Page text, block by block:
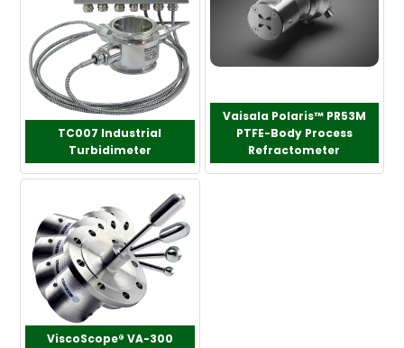
TC007 Industrial
Turbidimeter
Vaisala Polaris™ PR53M
PTFE-Body Process
Refractometer
ViscoScope® VA-300